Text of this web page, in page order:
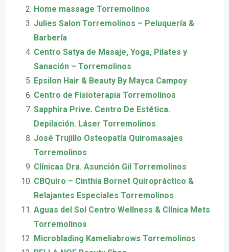
Home massage Torremolinos
Julies Salon Torremolinos – Peluquería &
Barbería
Centro Satya de Masaje, Yoga, Pilates y
Sanación – Torremolinos
Epsilon Hair & Beauty By Mayca Campoy
Centro de Fisioterapia Torremolinos
Sapphira Prive. Centro De Estética.
Depilación. Láser Torremolinos
José Trujillo Osteopatía Quiromasajes
Torremolinos
Clínicas Dra. Asunción Gil Torremolinos
CBQuiro – Cinthia Bornet Quiropráctico &
Relajantes Especiales Torremolinos
Aguas del Sol Centro Wellness & Clínica Mets
Torremolinos
Microblading Kameliabrows Torremolinos